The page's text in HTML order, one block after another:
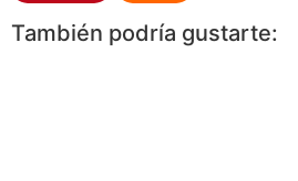
También podría gustarte: